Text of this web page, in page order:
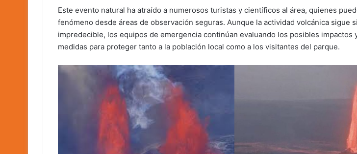
Este evento natural ha atraído a numerosos turistas y científicos al área, quienes
fenómeno desde áreas de observación seguras. Aunque la actividad volcánica sigue
impredecible, los equipos de emergencia continúan evaluando los posibles impactos
medidas para proteger tanto a la población local como a los visitantes del parque.